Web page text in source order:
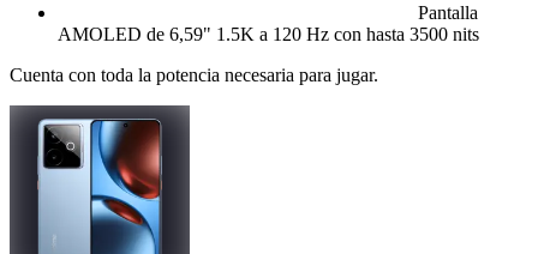
Pantalla
AMOLED de 6,59" 1.5K a 120 Hz con hasta 3500 nits
Cuenta con toda la potencia necesaria para jugar.